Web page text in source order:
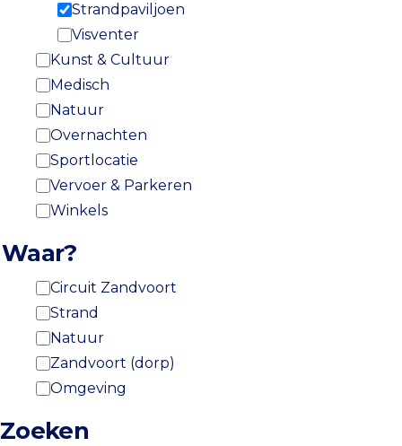
Strandpaviljoen
Visventer
Kunst & Cultuur
Medisch
Natuur
Overnachten
Sportlocatie
Vervoer & Parkeren
Winkels
Waar?
Circuit Zandvoort
Strand
Natuur
Zandvoort (dorp)
Omgeving
Zoeken